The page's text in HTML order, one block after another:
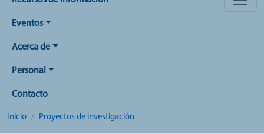
Eventos
Acerca de
Personal
Contacto
Inicio Proyectos de investigación